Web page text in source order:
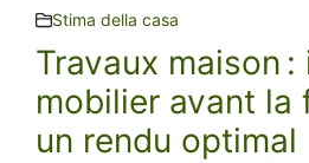
Stima della casa
Travaux maison
mobilier avant la
un rendu optimal